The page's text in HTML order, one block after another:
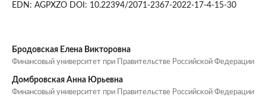
EDN: AGPXZO DOI: 10.22394/2071-2367-2022-17-4-15-30
Бродовская Елена Викторовна
Финансовый университет при Правительстве Российской Федерации
Домбровская Анна Юрьевна
Финансовый университет при Правительстве Российской Федерации